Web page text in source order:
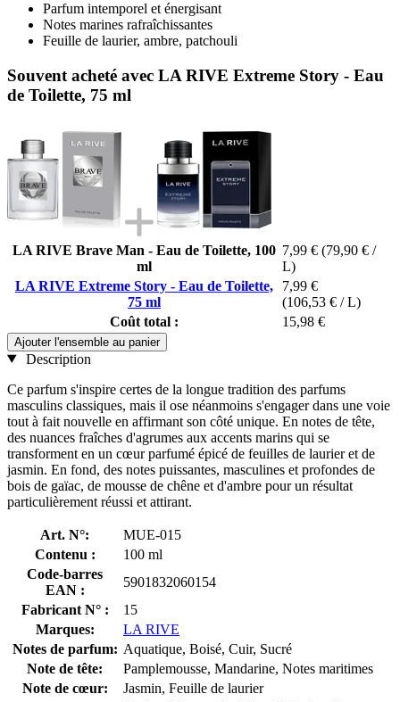
Parfum intemporel et énergisant
Notes marines rafraîchissantes
Feuille de laurier, ambre, patchouli
Souvent acheté avec LA RIVE Extreme Story - Eau
de Toilette, 75 ml
LA RIVE Brave Man - Eau de Toilette, 100
ml
7,99 € (79,90 € /
L)
LA RIVE Extreme Story - Eau de Toilette,
75 ml
7,99 €
(106,53 € / L)
Coût total :
15,98 €
Ajouter l'ensemble au panier
Description
Ce parfum s'inspire certes de la longue tradition des parfums
masculins classiques, mais il ose néanmoins s'engager dans une voie
tout à fait nouvelle en affirmant son côté unique. En notes de tête,
des nuances fraîches d'agrumes aux accents marins qui se
transforment en un cœur parfumé épicé de feuilles de laurier et de
jasmin. En fond, des notes puissantes, masculines et profondes de
bois de gaïac, de mousse de chêne et d'ambre pour un résultat
particulièrement réussi et attirant.
Art. N°:
MUE-015
Contenu :
100 ml
Code-barres
EAN :
5901832060154
Fabricant N° :
15
Marques:
LA RIVE
Notes de parfum: Aquatique, Boisé, Cuir, Sucré
Note de tête:
Pamplemousse, Mandarine, Notes maritimes
Note de cœur:
Jasmin, Feuille de laurier